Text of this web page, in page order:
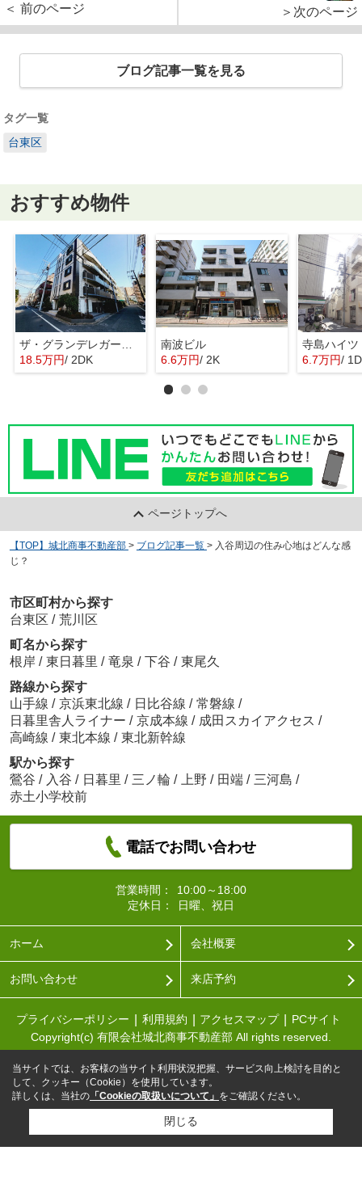
＜ 前のページ
＞次のページ
ブログ記事一覧を見る
タグ一覧
台東区
おすすめ物件
18.5万円/ 2DK
南波ビル
6.6万円/ 2K
寺島ハイツ
6.7万円/
ページトップへ
【TOP】城北商事不動産部 > ブログ記事一覧 > 入谷周辺の住み心地はどんな感
じ？
市区町村から探す
台東区 / 荒川区
町名から探す
根岸 / 東日暮里 / 竜泉 / 下谷 / 東尾久
路線から探す
山手線 / 京浜東北線 / 日比谷線 / 常磐線 /
日暮里舎人ライナー / 京成本線 / 成田スカイアクセス /
高崎線 / 東北本線 / 東北新幹線
駅から探す
鶯谷 / 入谷 / 日暮里 / 三ノ輪 / 上野 / 田端 / 三河島 /
赤土小学校前
電話でお問い合わせ
営業時間：
10:00～18:00
定休日：
日曜、祝日
ホーム 会社概要
お問い合わせ 来店予約
プライバシーポリシー 利用規約 アクセスマップ
PCサイト
Copyright(c) 有限会社城北商事不動産部 All rights reserved.
当サイトでは、お客様の当サイト利用状況把握、サービス向上検討を目的と
して、クッキー（Cookie）を使用しています。
詳しくは、当社の 「Cookieの取扱いについて」 をご確認ください。
閉じる